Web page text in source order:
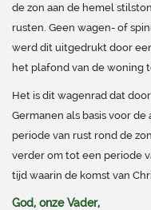
de zon aan de hemel
rusten. Geen wagen- of
werd dit uitgedrukt door
het plafond van de woning
Het is dit wagenrad dat
Germanen als basis voor
periode van rust rond de
verder om tot een periode
tijd waarin de komst van
God, onze Vader,